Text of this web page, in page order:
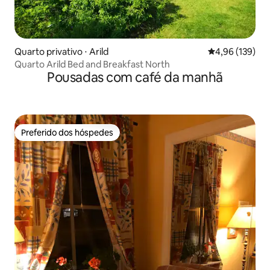
Quarto privativo ⋅ Arild 4,96 de uma
4,96 (139)
Quarto Arild Bed and Breakfast North
Pousadas com café da manhã
Preferido dos hóspedes
Preferido dos hóspedes